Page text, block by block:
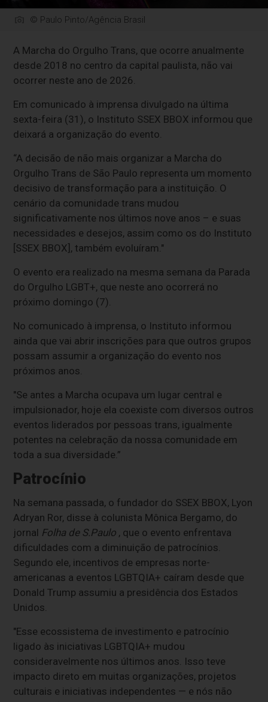
© Paulo Pinto/Agência Brasil
A Marcha do Orgulho Trans, que ocorre anualmente
desde 2018 no centro da capital paulista, não vai
ocorrer neste ano de 2026.
Em comunicado à imprensa divulgado na última
sexta-feira (31), o Instituto SSEX BBOX informou que
deixará a organização do evento.
“A decisão de não mais organizar a Marcha do
Orgulho Trans de São Paulo representa um momento
decisivo de transformação para a instituição. O
cenário da comunidade trans mudou
significativamente nos últimos nove anos – e suas
necessidades e desejos, assim como os do Instituto
[SSEX BBOX], também evoluíram."
O evento era realizado na mesma semana da Parada
do Orgulho LGBT+, que neste ano ocorrerá no
próximo domingo (7).
No comunicado à imprensa, o Instituto informou
ainda que vai abrir inscrições para que outros grupos
possam assumir a organização do evento nos
próximos anos.
"Se antes a Marcha ocupava um lugar central e
impulsionador, hoje ela coexiste com diversos outros
eventos liderados por pessoas trans, igualmente
potentes na celebração da nossa comunidade em
toda a sua diversidade.”
Patrocínio
Na semana passada, o fundador do SSEX BBOX, Lyon
Adryan Ror, disse à colunista Mônica Bergamo, do
jornal Folha de S.Paulo , que o evento enfrentava
dificuldades com a diminuição de patrocínios.
Segundo ele, incentivos de empresas norte-
americanas a eventos LGBTQIA+ caíram desde que
Donald Trump assumiu a presidência dos Estados
Unidos.
"Esse ecossistema de investimento e patrocínio
ligado às iniciativas LGBTQIA+ mudou
consideravelmente nos últimos anos. Isso teve
impacto direto em muitas organizações, projetos
culturais e iniciativas independentes — e nós não